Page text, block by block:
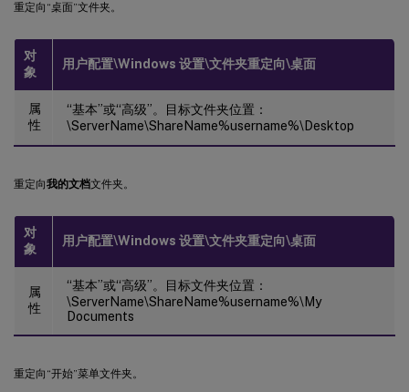
重定向“桌面”文件夹。
对
象
用户配置\Windows 设置\文件夹重定向\桌面
属
性
“基本”或“高级”。目标文件夹位置：
\ServerName\ShareName%username%\Desktop
重定向我的文档文件夹。
对
象
用户配置\Windows 设置\文件夹重定向\桌面
属
性
“基本”或“高级”。目标文件夹位置：
\ServerName\ShareName%username%\My
Documents
重定向“开始”菜单文件夹。